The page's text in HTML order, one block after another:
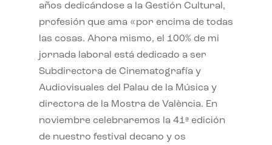
años dedicándose a la Gestión Cultural,
profesión que ama «por encima de todas
las cosas. Ahora mismo, el 100% de mi
jornada laboral está dedicado a ser
Subdirectora de Cinematografía y
Audiovisuales del Palau de la Música y
directora de la Mostra de València. En
noviembre celebraremos la 41ª edición
de nuestro festival decano y os